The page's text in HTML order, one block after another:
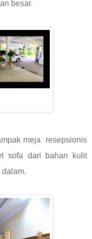
besar.
meja resepsionis
sofa dari bahan kulit